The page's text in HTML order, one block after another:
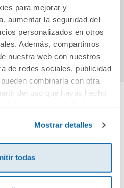
para mejorar y
aumentar la seguridad del
personalizados en otros
Además, compartimos
nuestra web con nuestros
de redes sociales, publicidad
combinarla con otra
del uso que hayas hecho
Mostrar detalles
todas
Ver más
tu opinión
valorar este producto!